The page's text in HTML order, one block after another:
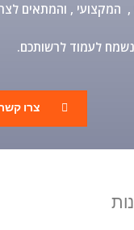
המקצועי , והמתאים
לעמוד לרשותכם
צרו